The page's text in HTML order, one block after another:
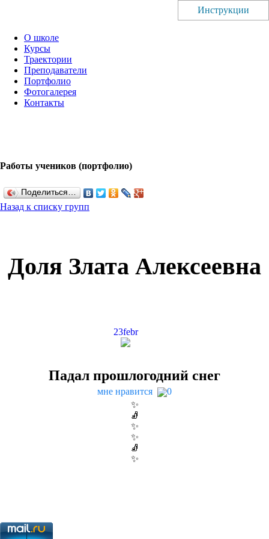
О школе
Курсы
Траектории
Преподаватели
Портфолио
Фотогалерея
Контакты
Работы учеников (портфолио)
Поделиться…
Назад к списку групп
Инструкции
Доля Злата Алексеевна
23febr
Падал прошлогодний снег
мне нравится
0
✨
🧦
✨
✨
🧦
✨